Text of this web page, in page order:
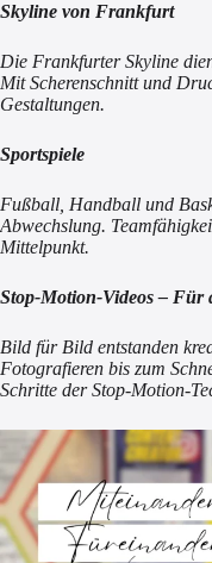
Skyline von Frankfurt
Die Frankfurter Skyline
Mit Scherenschnitt und
Gestaltungen.
Sportspiele
Fußball, Handball und
Abwechslung.
Mittelpunkt.
Stop-Motion-Videos –
Bild für Bild entstanden
Fotografieren bis zum
Schritte der Stop-Motion-